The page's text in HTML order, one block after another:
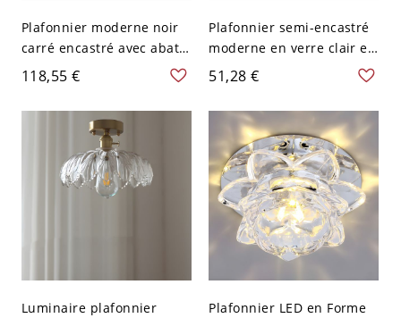
Plafonnier moderne noir
carré encastré avec abat-
jour en verre cristal clair
et base d'ampoule LED -
110 V-120 V 4
118,55 €
Plafonnier semi-encastré
moderne en verre clair en
forme d'étoile avec 1
ampoule LED - 110 V-120 V
Noir
51,28 €
Luminaire plafonnier
Plafonnier LED en Forme